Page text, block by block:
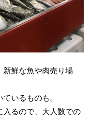
新鮮な魚や肉売り場
いるものも。
入るので、大人数での